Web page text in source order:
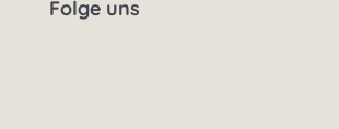
Folge uns